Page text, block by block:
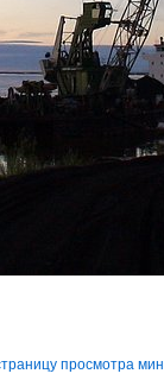
просмотра